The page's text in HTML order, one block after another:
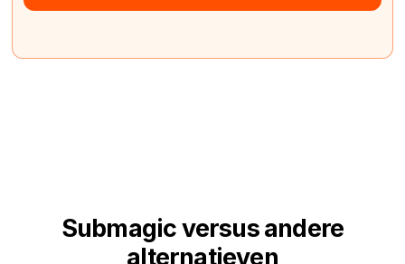
Submagic versus andere
alternatieven